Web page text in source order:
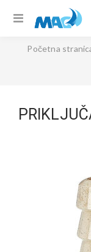
Početna